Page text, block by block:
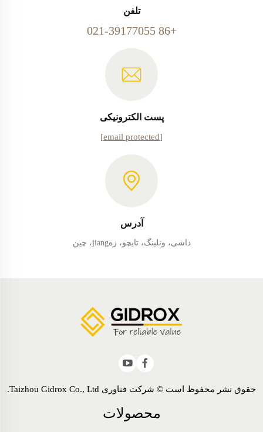
تلفن
+86 021-39177055
پست الکترونیکی
[email protected]
آدرس
داشی، ونلینگ، تایچو، زهjiang، چین
حقوق نشر محفوظ است © شرکت فناوری Taizhou Gidrox Co., Ltd.
محصولات